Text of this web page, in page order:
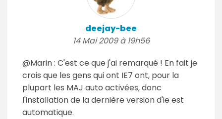
deejay-bee
14 Mai 2009 à 19h56
@Marin : C'est ce que j'ai remarqué ! En fait je
crois que les gens qui ont IE7 ont, pour la
plupart les MAJ auto activées, donc
l'installation de la dernière version d'ie est
automatique.